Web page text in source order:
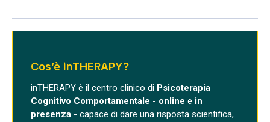
Cos’è inTHERAPY?
inTHERAPY è il centro clinico di Psicoterapia
Cognitivo Comportamentale - online e in
presenza - capace di dare una risposta scientifica,